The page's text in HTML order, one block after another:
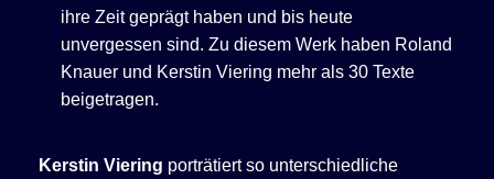
ihre Zeit geprägt haben und bis heute
unvergessen sind. Zu diesem Werk haben Roland
Knauer und Kerstin Viering mehr als 30 Texte
beigetragen.
Kerstin Viering porträtiert so unterschiedliche